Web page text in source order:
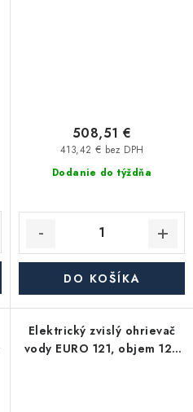
Dodanie do týždňa
413,42 € bez DPH
508,51 €
DO KOŠÍKA
Elektrický zvislý ohrievač
vody EURO 121, objem 120